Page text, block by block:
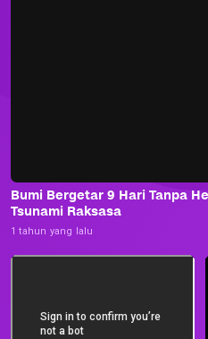
Bumi Bergetar 9 Hari Tanpa
Tsunami Raksasa
1 tahun yang lalu